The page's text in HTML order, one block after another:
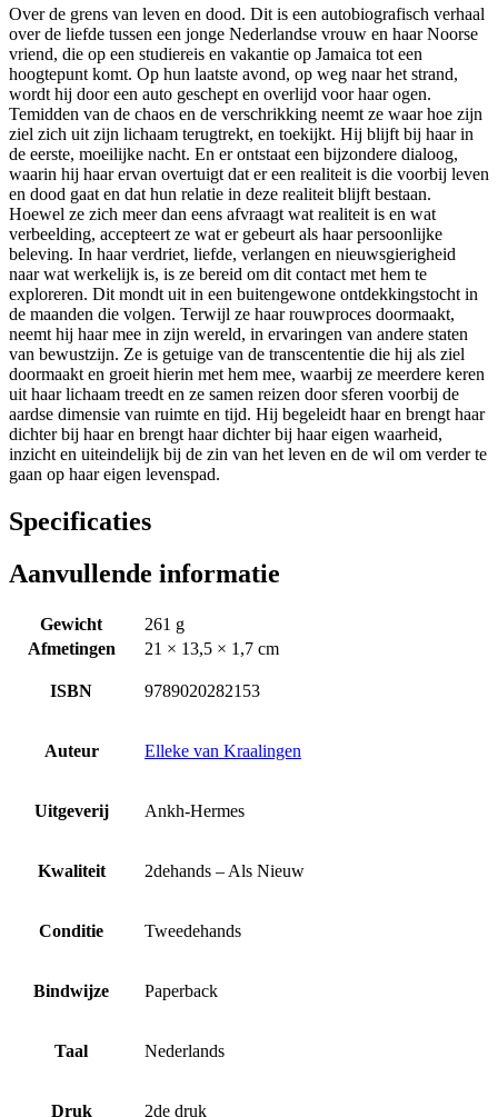
Over de grens van leven en dood. Dit is een autobiografisch verhaal
over de liefde tussen een jonge Nederlandse vrouw en haar Noorse
vriend, die op een studiereis en vakantie op Jamaica tot een
hoogtepunt komt. Op hun laatste avond, op weg naar het strand,
wordt hij door een auto geschept en overlijd voor haar ogen.
Temidden van de chaos en de verschrikking neemt ze waar hoe zijn
ziel zich uit zijn lichaam terugtrekt, en toekijkt. Hij blijft bij haar in
de eerste, moeilijke nacht. En er ontstaat een bijzondere dialoog,
waarin hij haar ervan overtuigt dat er een realiteit is die voorbij leven
en dood gaat en dat hun relatie in deze realiteit blijft bestaan.
Hoewel ze zich meer dan eens afvraagt wat realiteit is en wat
verbeelding, accepteert ze wat er gebeurt als haar persoonlijke
beleving. In haar verdriet, liefde, verlangen en nieuwsgierigheid
naar wat werkelijk is, is ze bereid om dit contact met hem te
exploreren. Dit mondt uit in een buitengewone ontdekkingstocht in
de maanden die volgen. Terwijl ze haar rouwproces doormaakt,
neemt hij haar mee in zijn wereld, in ervaringen van andere staten
van bewustzijn. Ze is getuige van de transcententie die hij als ziel
doormaakt en groeit hierin met hem mee, waarbij ze meerdere keren
uit haar lichaam treedt en ze samen reizen door sferen voorbij de
aardse dimensie van ruimte en tijd. Hij begeleidt haar en brengt haar
dichter bij haar en brengt haar dichter bij haar eigen waarheid,
inzicht en uiteindelijk bij de zin van het leven en de wil om verder te
gaan op haar eigen levenspad.
Specificaties
Aanvullende informatie
Gewicht
261 g
Afmetingen
21 × 13,5 × 1,7 cm
ISBN 9789020282153
Auteur Elleke van Kraalingen
Uitgeverij Ankh-Hermes
Kwaliteit 2dehands – Als Nieuw
Conditie Tweedehands
Bindwijze Paperback
Taal Nederlands
Druk 2de druk